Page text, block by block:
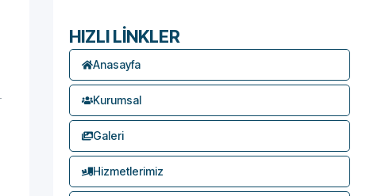
HIZLI LİNKLER
Anasayfa
Kurumsal
Galeri
Hizmetlerimiz